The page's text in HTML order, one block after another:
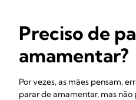
Preciso de
amamentar?
Por vezes, as mães pensam,
parar de amamentar, mas não